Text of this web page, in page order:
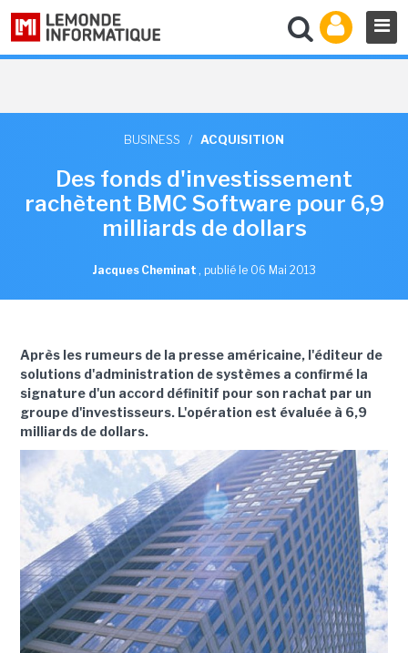
BUSINESS / ACQUISITION
Des fonds d'investissement
rachètent BMC Software pour 6,9
milliards de dollars
Jacques Cheminat , publié le 06 Mai 2013
Après les rumeurs de la presse américaine, l'éditeur de
solutions d'administration de systèmes a confirmé la
signature d'un accord définitif pour son rachat par un
groupe d'investisseurs. L'opération est évaluée à 6,9
milliards de dollars.